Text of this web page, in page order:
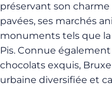
préservant son
pavées, ses marchés
monuments tels que
Pis. Connue
chocolats exquis,
urbaine diversifiée et